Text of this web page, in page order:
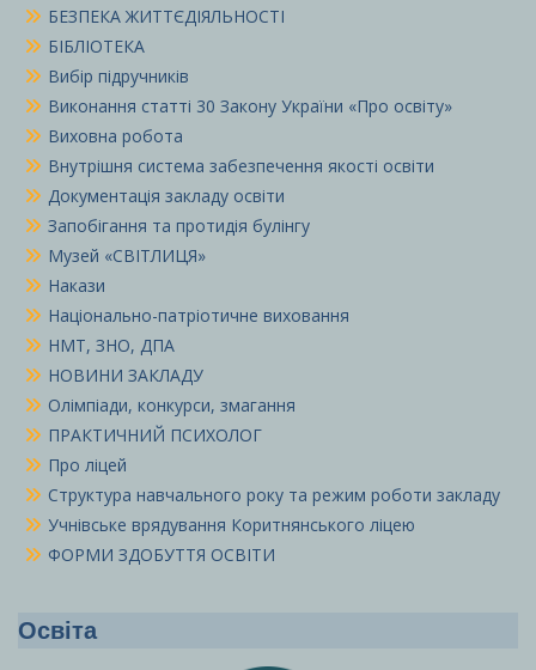
БЕЗПЕКА ЖИТТЄДІЯЛЬНОСТІ
БІБЛІОТЕКА
Вибір підручників
Виконання статті 30 Закону України «Про освіту»
Виховна робота
Внутрішня система забезпечення якості освіти
Документація закладу освіти
Запобігання та протидія булінгу
Музей «СВІТЛИЦЯ»
Накази
Національно-патріотичне виховання
НМТ, ЗНО, ДПА
НОВИНИ ЗАКЛАДУ
Олімпіади, конкурси, змагання
ПРАКТИЧНИЙ ПСИХОЛОГ
Про ліцей
Структура навчального року та режим роботи закладу
Учнівське врядування Коритнянського ліцею
ФОРМИ ЗДОБУТТЯ ОСВІТИ
Освіта